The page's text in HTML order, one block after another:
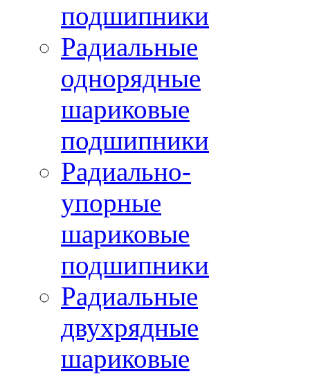
подшипники
Радиальные
однорядные
шариковые
подшипники
Радиально-
упорные
шариковые
подшипники
Радиальные
двухрядные
шариковые